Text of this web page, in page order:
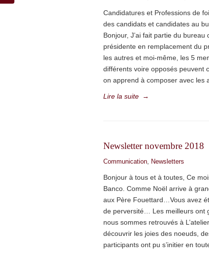
Candidatures et Professions de
des candidats et candidates au
Bonjour, J’ai fait partie du
présidente en remplacement du
les autres et moi-même, les 5
différents voire opposés peuvent
on apprend à composer avec les
Lire la suite →
Newsletter novembre 2018
Communication, Newsletters
Bonjour à tous et à toutes, Ce
Banco. Comme Noël arrive à
aux Père Fouettard…Vous avez
de perversité… Les meilleurs ont
nous sommes retrouvés à
découvrir les joies des noeuds,
participants ont pu s’initier en